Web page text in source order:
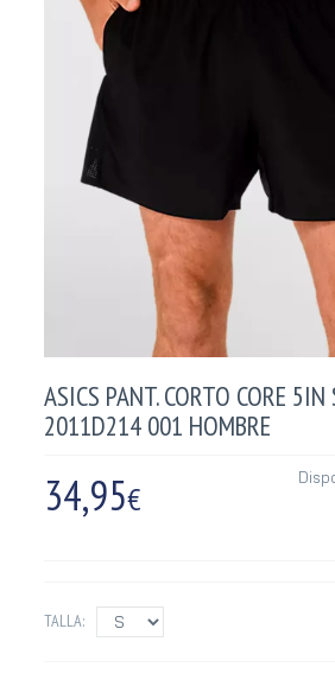
ASICS PANT. CORTO CORE
2011D214 001 HOMBRE
34,95€
TALLA: